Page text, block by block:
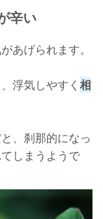
辛い
あげられます。
浮気しやすく 相
、刹那的になっ
しまうようで